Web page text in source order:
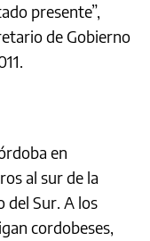
presente”,
de Gobierno
en
al sur de la
del Sur. A los
cordobeses,